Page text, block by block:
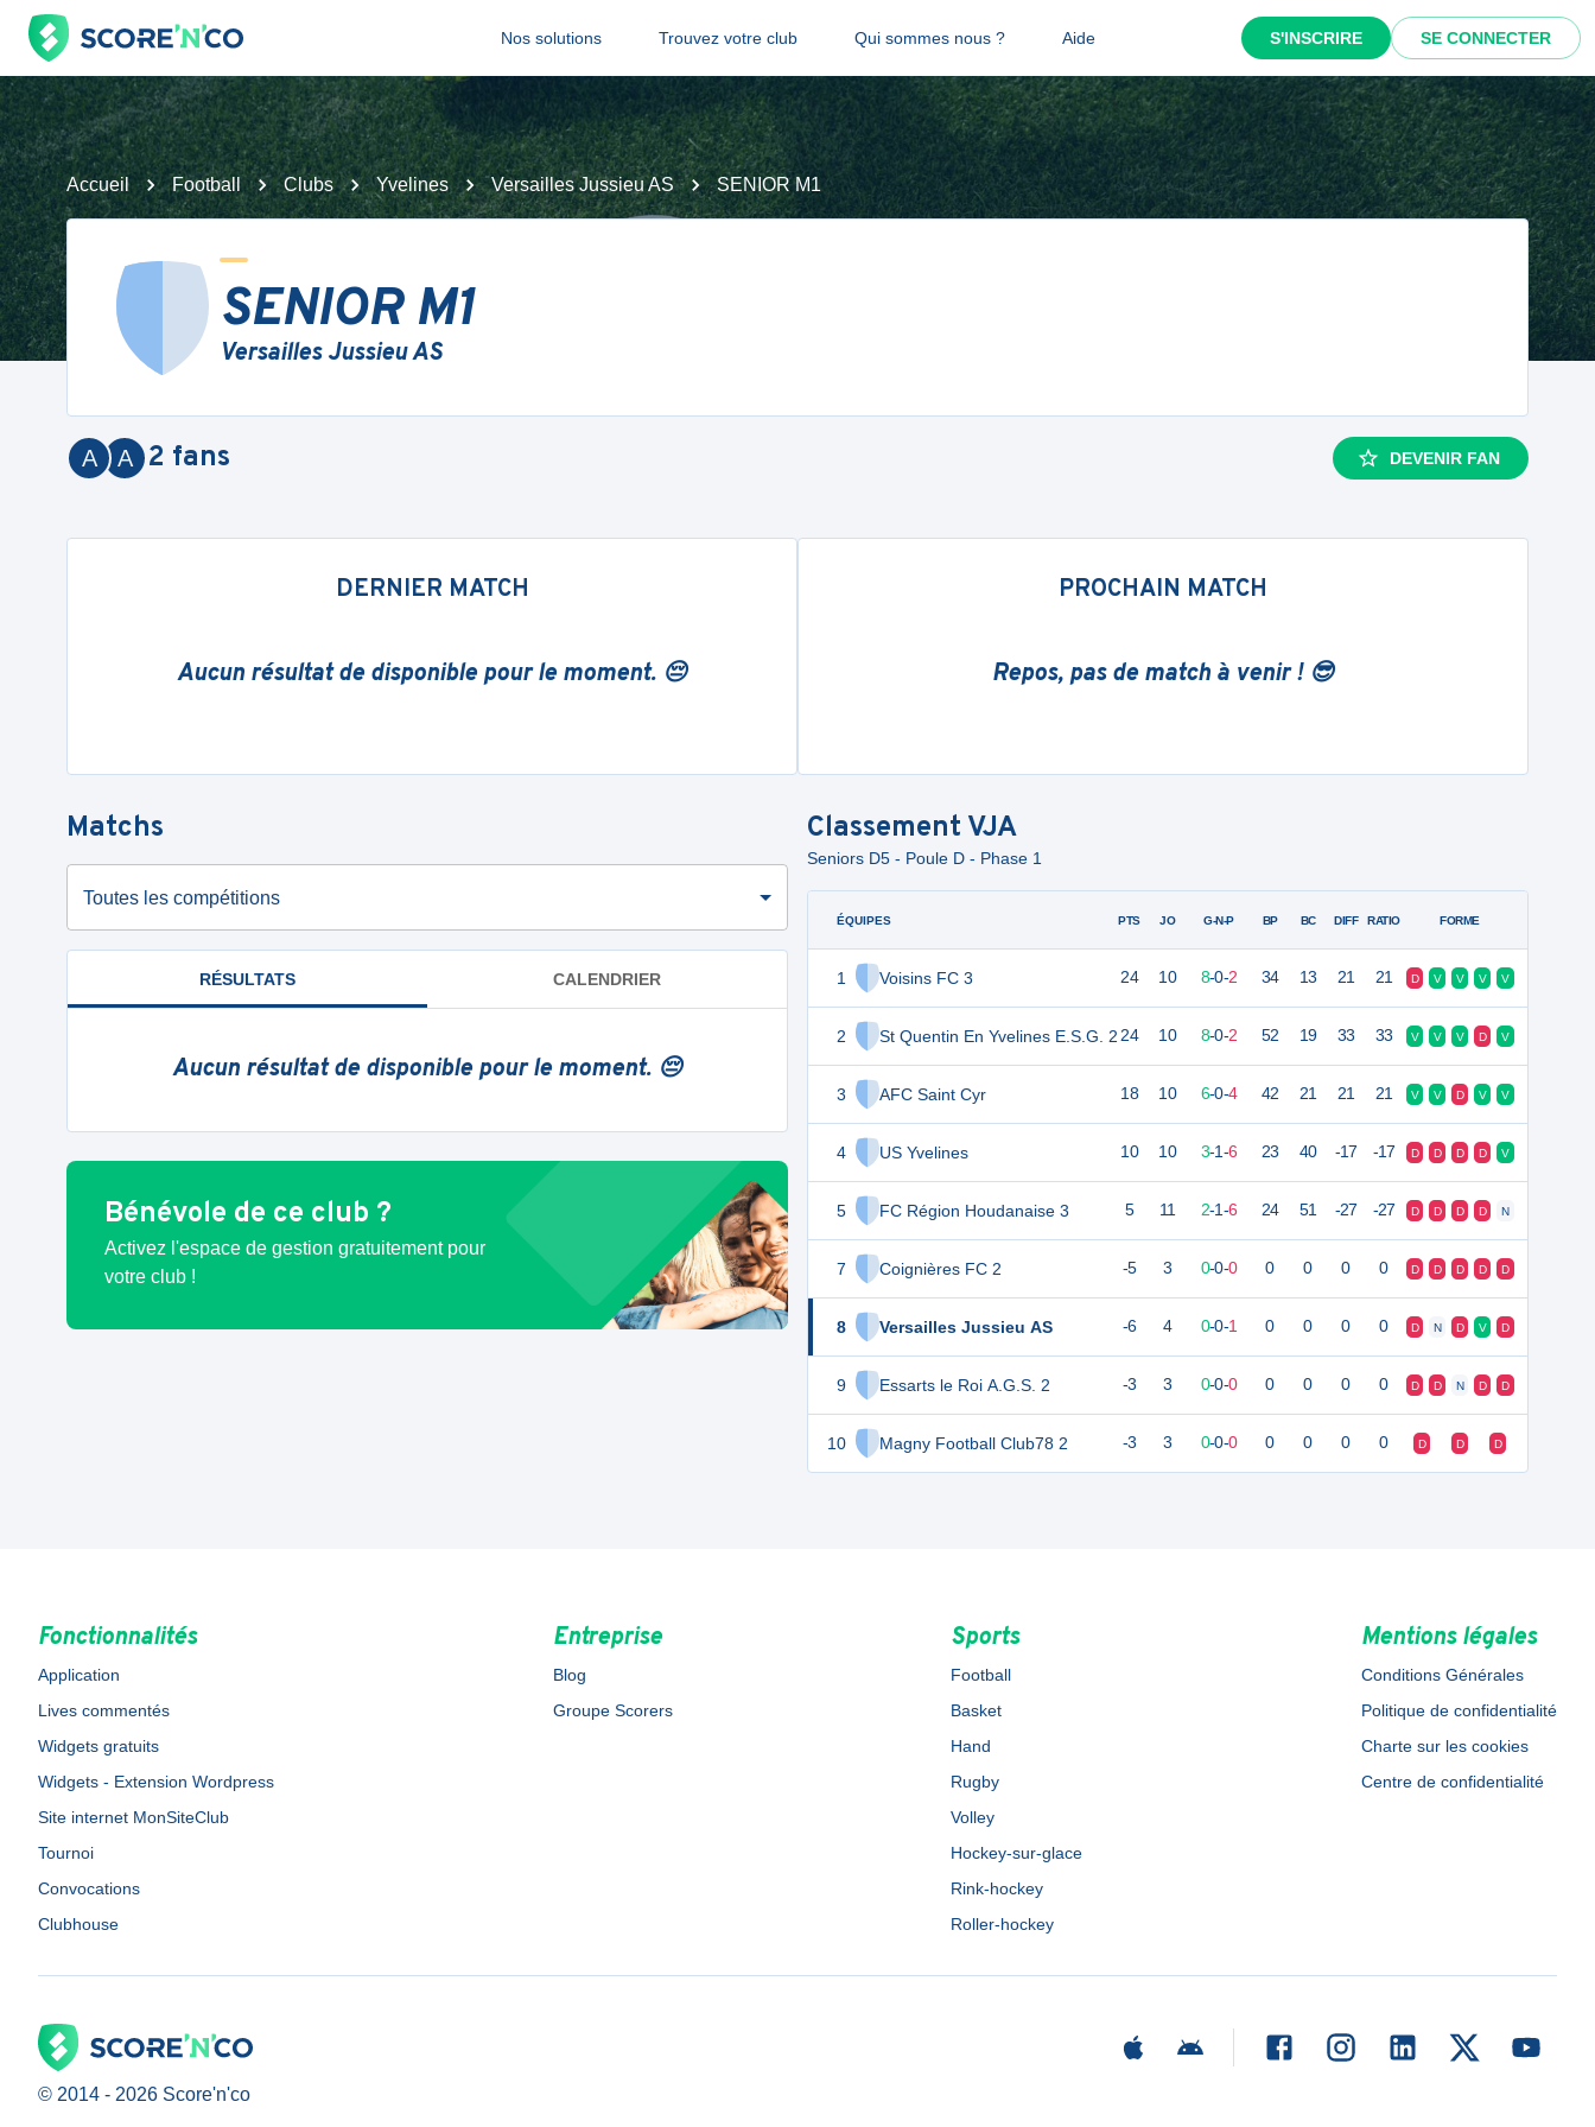
Nos solutions Trouvez votre club Qui sommes nous ? Aide S'INSCRIRE SE CONNECTER
Accueil Football Clubs Yvelines Versailles Jussieu AS SENIOR M1
SENIOR M1
Versailles Jussieu AS
A
A 2 fans DEVENIR FAN
DERNIER MATCH
Aucun résultat de disponible pour le moment. 😔
PROCHAIN MATCH
Repos, pas de match à venir ! 😎
Matchs
Toutes les compétitions
RÉSULTATS CALENDRIER
Aucun résultat de disponible pour le moment. 😔
Bénévole de ce club ?
Activez l'espace de gestion gratuitement pour
votre club !
Classement VJA
Seniors D5 - Poule D - Phase 1
ÉQUIPES
1 Voisins FC 3
2 St Quentin En Yvelines E.S.G. 2
3 AFC Saint Cyr
4 US Yvelines
5 FC Région Houdanaise 3
7 Coignières FC 2
8 Versailles Jussieu AS
9 Essarts le Roi A.G.S. 2
10 Magny Football Club78 2
PTS JO G-N-P BP BC DIFF RATIO FORME
24 10 8-0-2 34 13 21 21 D V V V V
24 10 8-0-2 52 19 33 33 V V V D V
18 10 6-0-4 42 21 21 21 V V D V V
10 10 3-1-6 23 40 -17 -17 D D D D V
5 11 2-1-6 24 51 -27 -27 D D D D N
-5 3 0-0-0 0 0 0 0 D D D D D
-6 4 0-0-1 0 0 0 0 D N D V D
-3 3 0-0-0 0 0 0 0 D D N D D
-3 3 0-0-0 0 0 0 0 D D D
Fonctionnalités
Application
Lives commentés
Widgets gratuits
Widgets - Extension Wordpress
Site internet MonSiteClub
Tournoi
Convocations
Clubhouse
Entreprise
Blog
Groupe Scorers
Sports
Football
Basket
Hand
Rugby
Volley
Hockey-sur-glace
Rink-hockey
Roller-hockey
Mentions légales
Conditions Générales
Politique de confidentialité
Charte sur les cookies
Centre de confidentialité
© 2014 - 2026 Score'n'co